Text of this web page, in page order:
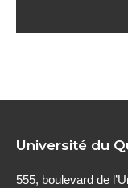
Université du
555, boulevard de